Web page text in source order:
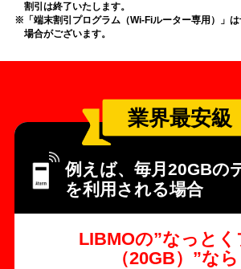
割引は終了いたします。
「端末割引プログラム（Wi-Fiルーター専用）」
場合がございます。
業界最安級
例えば、毎月20GBの
を利用される場合
LIBMOの”なっとく
（20GB）”なら